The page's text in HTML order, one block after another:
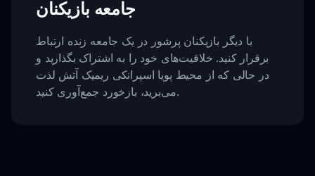
جامعه بازیکنان
با دیگر بازیکنان پرشور در یک جامعه زنده ارتباط
برقرار کنید. خلاقیت‌های خود را به اشتراک بگذارید و
در حالی که از محیط پویا اسپرانکی ریمیک آتش لذت
می‌برید، بازخورد جمع‌آوری کنید.